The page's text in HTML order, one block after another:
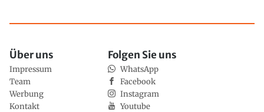
Über uns
Impressum
Team
Werbung
Kontakt
Folgen Sie uns
WhatsApp
Facebook
Instagram
Youtube